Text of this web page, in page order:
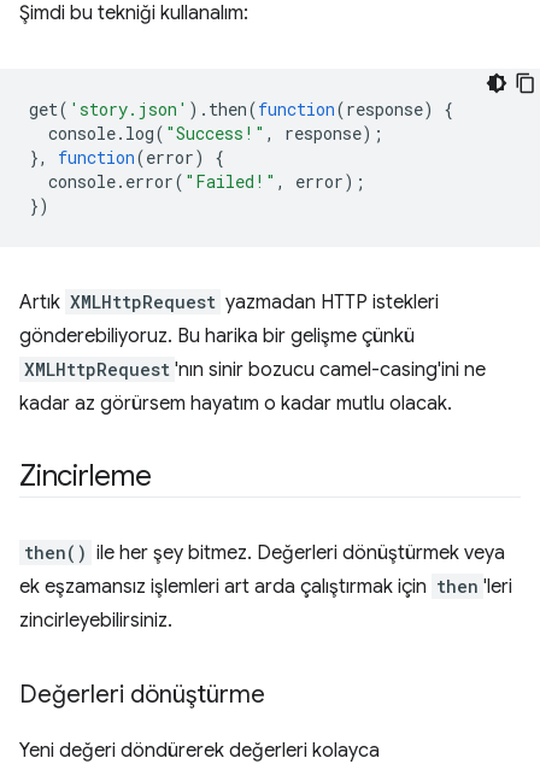
Şimdi bu tekniği kullanalım:
get( 'story.json' ). then(function(response)
{
console. log( "Success!" , response);
},
function(error)
{
console. error( "Failed!" , error);
})
Artık XMLHttpRequest yazmadan HTTP istekleri
gönderebiliyoruz. Bu harika bir gelişme çünkü
XMLHttpRequest 'nın sinir bozucu camel-casing'ini ne
kadar az görürsem hayatım o kadar mutlu olacak.
Zincirleme
then() ile her şey bitmez. Değerleri dönüştürmek veya
ek eşzamansız işlemleri art arda çalıştırmak için then 'leri
zincirleyebilirsiniz.
Değerleri dönüştürme
Yeni değeri döndürerek değerleri kolayca